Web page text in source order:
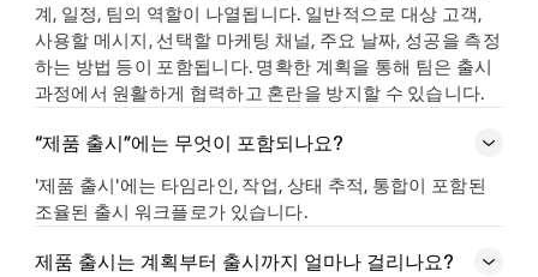
계, 일정, 팀의 역할이 나열됩니다. 일반적으로 대상 고객,
사용할 메시지, 선택할 마케팅 채널, 주요 날짜, 성공을 측정
하는 방법 등이 포함됩니다. 명확한 계획을 통해 팀은 출시
과정에서 원활하게 협력하고 혼란을 방지할 수 있습니다.
“제품 출시”에는 무엇이 포함되나요?
'제품 출시'에는 타임라인, 작업, 상태 추적, 통합이 포함된
조율된 출시 워크플로가 있습니다.
제품 출시는 계획부터 출시까지 얼마나 걸리나요?